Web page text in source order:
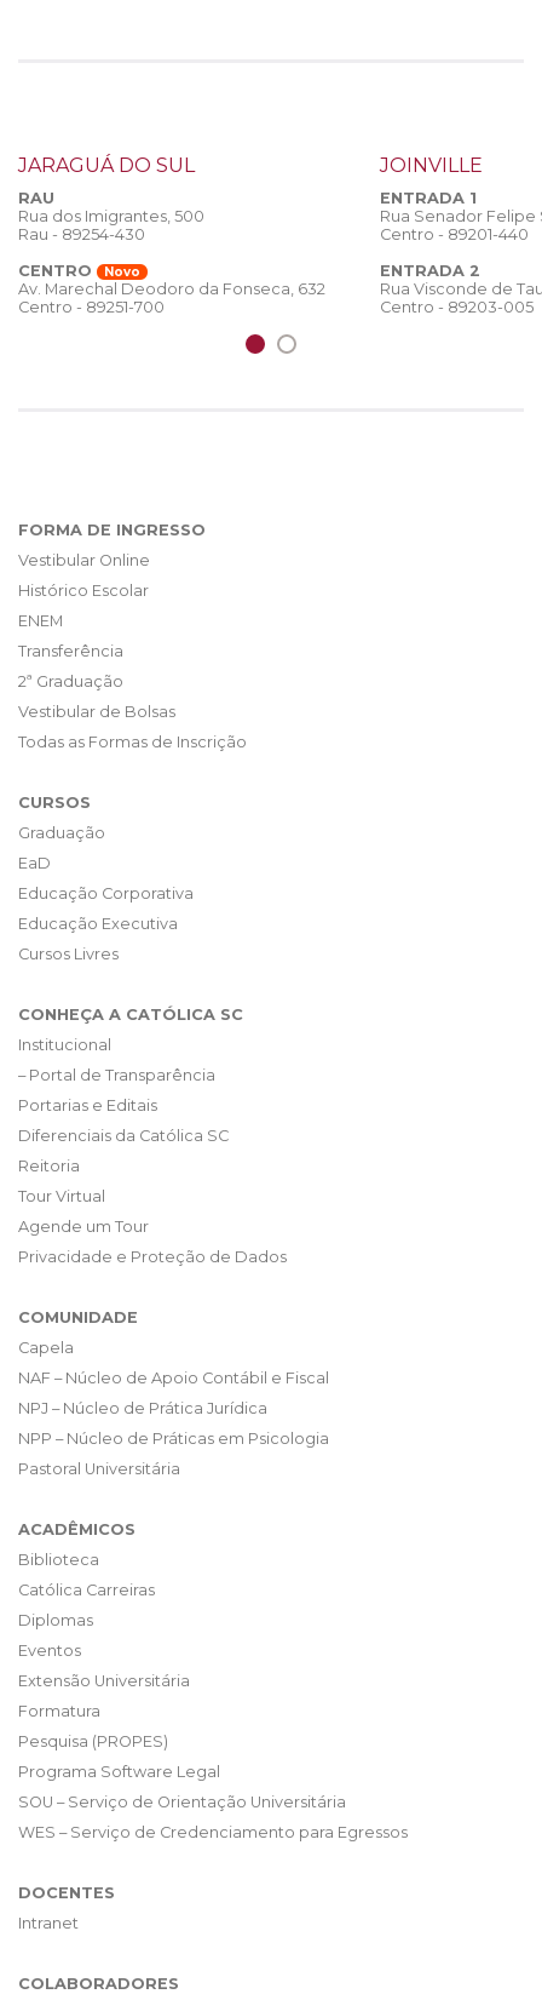
JARAGUÁ DO SUL
RAU
Rua dos Imigrantes, 500
Rau - 89254-430
CENTRO
Novo
Av. Marechal Deodoro da Fonseca, 632
Centro - 89251-700
JOINVILLE
ENTRADA 1
Rua Senador
Centro - 89201-440
ENTRADA 2
Rua Visconde de
Centro - 89203-005
FORMA DE INGRESSO
Vestibular Online
Histórico Escolar
ENEM
Transferência
2ª Graduação
Vestibular de Bolsas
Todas as Formas de Inscrição
CURSOS
Graduação
EaD
Educação Corporativa
Educação Executiva
Cursos Livres
CONHEÇA A CATÓLICA SC
Institucional
– Portal de Transparência
Portarias e Editais
Diferenciais da Católica SC
Reitoria
Tour Virtual
Agende um Tour
Privacidade e Proteção de Dados
COMUNIDADE
Capela
NAF – Núcleo de Apoio Contábil e Fiscal
NPJ – Núcleo de Prática Jurídica
NPP – Núcleo de Práticas em Psicologia
Pastoral Universitária
ACADÊMICOS
Biblioteca
Católica Carreiras
Diplomas
Eventos
Extensão Universitária
Formatura
Pesquisa (PROPES)
Programa Software Legal
SOU – Serviço de Orientação Universitária
WES – Serviço de Credenciamento para Egressos
DOCENTES
Intranet
COLABORADORES